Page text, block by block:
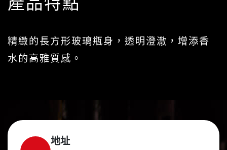
精緻的長方形玻璃瓶身，透明澄澈，增添香
水的高雅質感。
地址